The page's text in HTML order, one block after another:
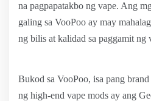
na pagpapatakbo ng vape. Ang
galing sa VooPoo ay may
ng bilis at kalidad sa paggamit ng
Bukod sa VooPoo, isa pang
ng high-end vape mods ay ang